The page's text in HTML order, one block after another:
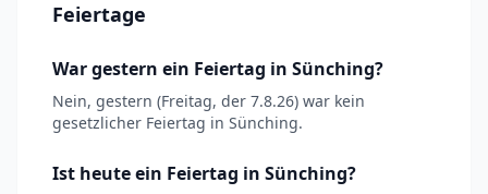
Feiertage
War gestern ein Feiertag in Sünching?
Nein, gestern (Freitag, der 7.8.26) war kein
gesetzlicher Feiertag in Sünching.
Ist heute ein Feiertag in Sünching?